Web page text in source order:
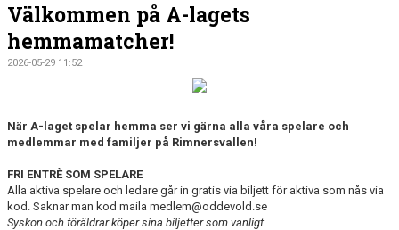
Välkommen på A-lagets
hemmamatcher!
2026-05-29 11:52
När A-laget spelar hemma ser vi gärna alla våra spelare och
medlemmar med familjer på Rimnersvallen!
FRI ENTRÈ SOM SPELARE
Alla aktiva spelare och ledare går in gratis via biljett för aktiva som nås via
kod. Saknar man kod maila medlem@oddevold.se
Syskon och föräldrar köper sina biljetter som vanligt.